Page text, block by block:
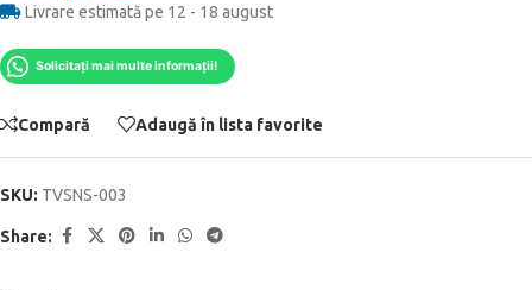
Livrare estimată pe 12 - 18 august
Solicitați mai multe informații!
Compară Adaugă în lista favorite
SKU: TVSNS-003
Share: